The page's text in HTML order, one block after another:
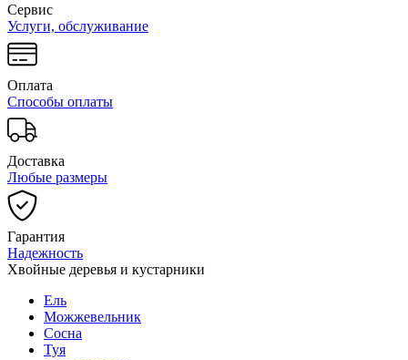
Сервис
Услуги, обслуживание
Оплата
Способы оплаты
Доставка
Любые размеры
Гарантия
Надежность
Хвойные деревья и кустарники
Ель
Можжевельник
Сосна
Туя